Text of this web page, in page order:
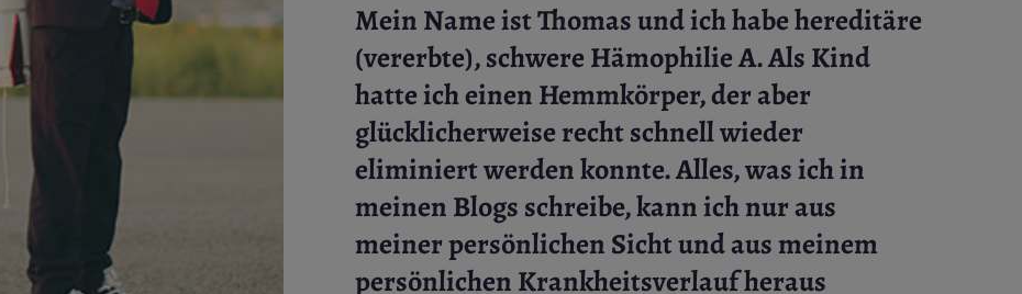
Mein Name ist Thomas und ich habe hereditäre
(vererbte), schwere Hämophilie A. Als Kind
hatte ich einen Hemmkörper, der aber
glücklicherweise recht schnell wieder
eliminiert werden konnte. Alles, was ich in
meinen Blogs schreibe, kann ich nur aus
meiner persönlichen Sicht und aus meinem
persönlichen Krankheitsverlauf heraus